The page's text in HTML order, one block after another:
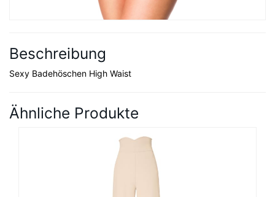
Beschreibung
Sexy Badehöschen High Waist
Ähnliche Produkte